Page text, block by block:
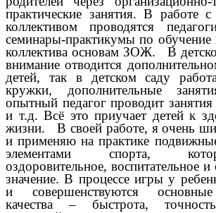
практические занятия. В работе с
коллективом проводятся
семинары-практикумы по обучение
коллектива основам ЗОЖ. В
внимание отводится
детей, так в детском саду
кружки, дополнительные
опытный педагог проводит
и т.д. Всё это приучает детей к
жизни. В своей работе, я очень
и применяю на практике
элементами спорта,
оздоровительное, воспитательное и
значение. В процессе игры у
и совершенствуются основные
качества – быстрота,